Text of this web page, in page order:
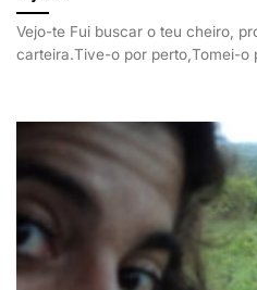
Vejo-te Fui buscar o teu cheiro,
carteira.Tive-o por perto,Tomei-o